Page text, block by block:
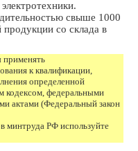
свыше 1000
со склада в
применять
к квалификации,
определенной
кодексом, федеральными
актами (Федеральный закон
минтруда РФ используйте